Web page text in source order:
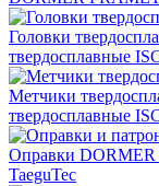
Головки
твердосплавные
Метчики
твердосплавные
Оправки
TaeguTec